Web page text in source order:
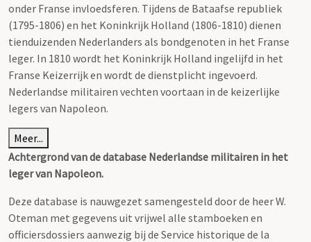
onder Franse invloedsferen. Tijdens de Bataafse republiek
(1795-1806) en het Koninkrijk Holland (1806-1810) dienen
tienduizenden Nederlanders als bondgenoten in het Franse
leger. In 1810 wordt het Koninkrijk Holland ingelijfd in het
Franse Keizerrijk en wordt de dienstplicht ingevoerd.
Nederlandse militairen vechten voortaan in de keizerlijke
legers van Napoleon.
Meer...
Achtergrond van de database Nederlandse militairen in het
leger van Napoleon.
Deze database is nauwgezet samengesteld door de heer W.
Oteman met gegevens uit vrijwel alle stamboeken en
officiersdossiers aanwezig bij de Service historique de la